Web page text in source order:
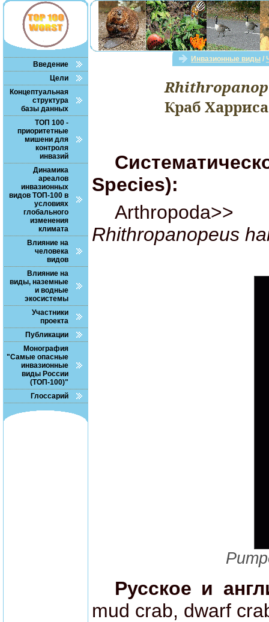
Введение
Цели
Концептуальная
структура
базы данных
ТОП 100 -
приоритетные
мишени для
контроля
инвазий
Динамика
ареалов
инвазионных
видов ТОП-100 в
условиях
глобального
изменения
климата
Влияние на
человека
видов
Влияние на
виды, наземные
и водные
экосистемы
Участники
проекта
Публикации
Монография
"Самые опасные
инвазионные
виды России
(ТОП-100)"
Глоссарий
Инвазионные виды /
Краб Харриса
Species):
Rhithropanopeus
Русское и
mud crab, dwarf